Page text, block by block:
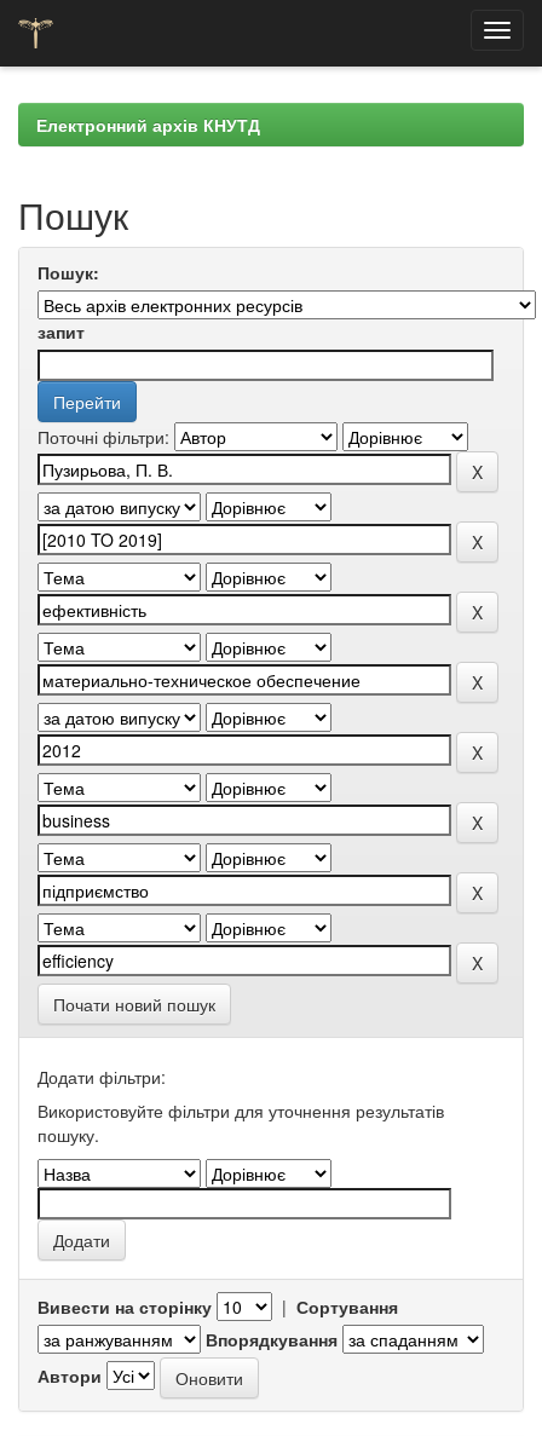
navigationЕлектронний архів КНУТД
Пошук
Пошук:
запит
Поточні фільтри:
Почати новий пошук
Додати фільтри:
Використовуйте фільтри для уточнення результатів
пошуку.
Вивести на сторінку | Сортування
Впорядкування
Автори